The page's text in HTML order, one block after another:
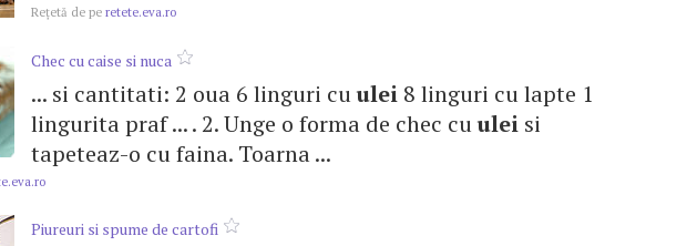
Reţetă de pe retete.eva.ro
Chec cu caise si nuca
... si cantitati: 2 oua 6 linguri cuulei 8 linguri cu lapte 1
lingurita praf ... . 2. Unge o forma de chec cuulei si
tapeteaz-o cu faina. Toarna ...
Piureuri si spume de cartofi